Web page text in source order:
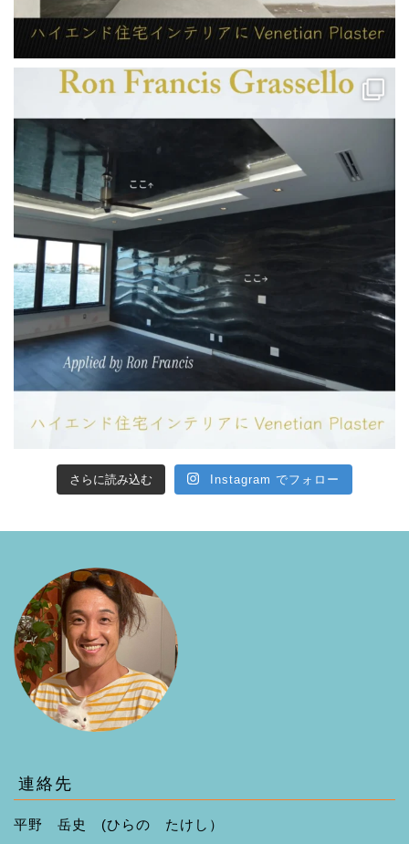
さらに読み込む Instagram でフォロー
連絡先
平野 岳史 (ひらの たけし）